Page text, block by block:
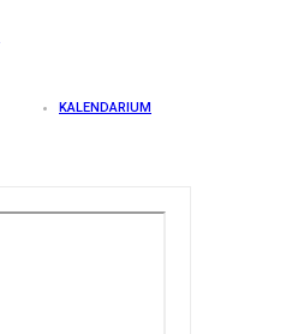
KALENDARIUM